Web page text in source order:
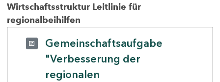
Wirtschaftsstruktur Leitlinie für
regionalbeihilfen
Gemeinschaftsaufgabe
"Verbesserung der
regionalen